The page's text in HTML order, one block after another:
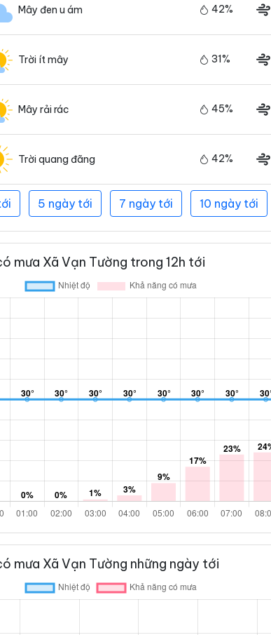
Mây đen u ám 42%
Trời ít mây 31%
Mây rải rác 45%
Trời quang đãng 42%
5 ngày tới 7 ngày tới 10 ngày tới
mưa Xã Vạn Tường trong 12h tới
mưa Xã Vạn Tường những ngày tới